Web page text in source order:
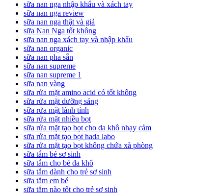
sữa nan nga nhập khẩu và xách tay
sữa nan nga review
sữa nan nga thật và giả
sữa Nan Nga tốt không
sữa nan nga xách tay và nhập khẩu
sữa nan organic
sữa nan pha sẵn
sữa nan supreme
sữa nan supreme 1
sữa nan vàng
sữa rửa mặt amino acid có tốt không
sữa rửa mặt dưỡng sáng
sữa rửa mặt lành tính
sữa rửa mặt nhiều bọt
sữa rửa mặt tạo bọt cho da khô nhạy cảm
sữa rửa mặt tạo bọt hada labo
sữa rửa mặt tạo bọt không chứa xà phòng
sữa tắm bé sơ sinh
sữa tắm cho bé da khô
sữa tắm dành cho trẻ sơ sinh
sữa tắm em bé
sữa tắm nào tốt cho trẻ sơ sinh